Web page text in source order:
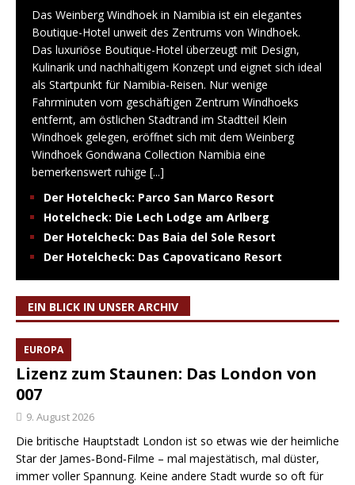
Das Weinberg Windhoek in Namibia ist ein elegantes
Boutique-Hotel unweit des Zentrums von Windhoek.
Das luxuriöse Boutique-Hotel überzeugt mit Design,
Kulinarik und nachhaltigem Konzept und eignet sich ideal
als Startpunkt für Namibia-Reisen. Nur wenige
Fahrminuten vom geschäftigen Zentrum Windhoeks
entfernt, am östlichen Stadtrand im Stadtteil Klein
Windhoek gelegen, eröffnet sich mit dem Weinberg
Windhoek Gondwana Collection Namibia eine
bemerkenswert ruhige [...]
Der Hotelcheck: Parco San Marco Resort
Hotelcheck: Die Lech Lodge am Arlberg
Der Hotelcheck: Das Baia del Sole Resort
Der Hotelcheck: Das Capovaticano Resort
EIN BLICK IN UNSER ARCHIV
EUROPA
Lizenz zum Staunen: Das London von
007
9. August 2026
Die britische Hauptstadt London ist so etwas wie der heimliche
Star der James‑Bond‑Filme – mal majestätisch, mal düster,
immer voller Spannung. Keine andere Stadt wurde so oft für